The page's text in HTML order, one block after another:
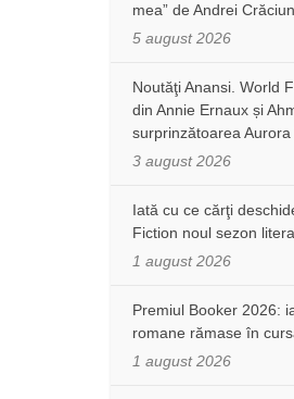
mea” de Andrei Crăciun
5 august 2026
Noutăţi Anansi. World
din Annie Ernaux și
surprinzătoarea Aurora
3 august 2026
Iată cu ce cărţi
Fiction noul sezon
1 august 2026
Premiul Booker 2026:
romane rămase în
1 august 2026